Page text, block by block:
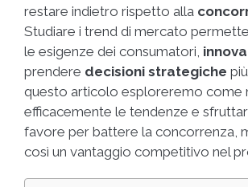
restare indietro rispetto alla
Studiare i trend di mercato
le esigenze dei consumatori,
prendere decisioni strategiche
questo articolo esploreremo come
efficacemente le tendenze e
favore per battere la concorrenza,
così un vantaggio competitivo nel